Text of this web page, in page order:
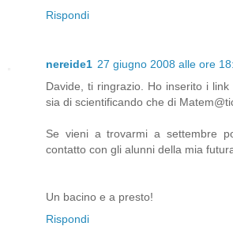
Rispondi
nereide1 27 giugno 2008 alle ore
Davide, ti ringrazio. Ho inserito i
sia di scientificando che di
Se vieni a trovarmi a settembre
contatto con gli alunni della mia
Un bacino e a presto!
Rispondi